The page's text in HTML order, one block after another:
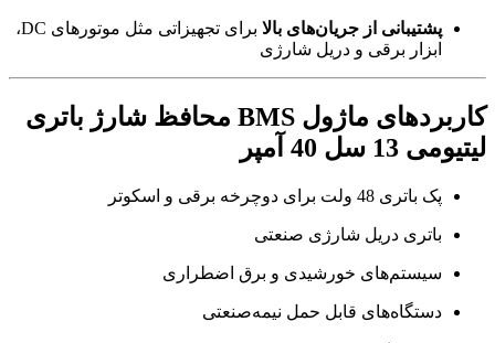
پشتیبانی از جریان‌های بالا
برای تجهیزاتی مثل موتورهای DC،
ابزار برقی و دریل شارژی
کاربردهای ماژول BMS محافظ شارژ باتری
لیتیومی 13 سل 40 آمپر
پک باتری 48 ولت برای دوچرخه برقی و اسکوتر
باتری دریل شارژی صنعتی
سیستم‌های خورشیدی و برق اضطراری
دستگاه‌های قابل حمل نیمه‌صنعتی